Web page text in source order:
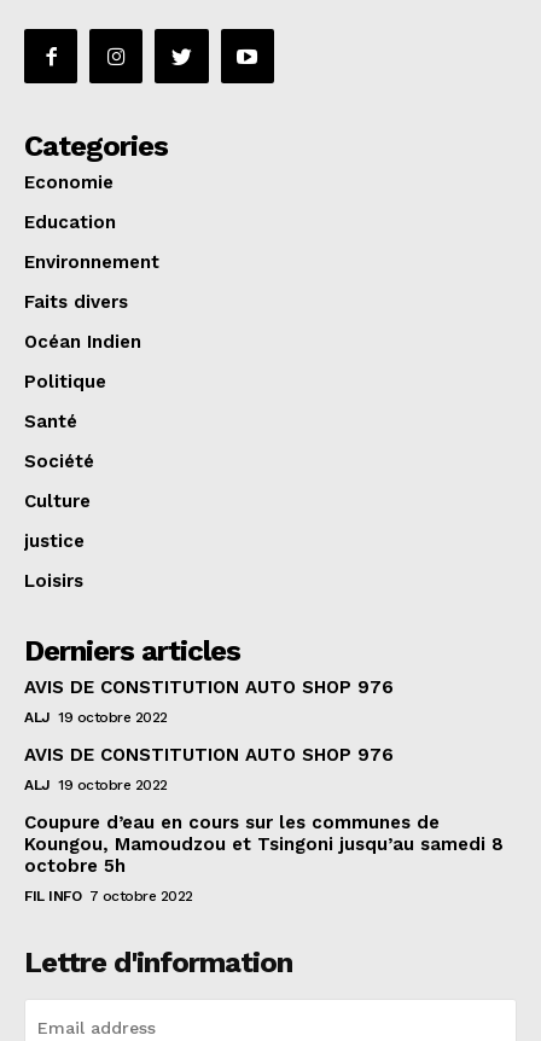
Categories
Economie
Education
Environnement
Faits divers
Océan Indien
Politique
Santé
Société
Culture
justice
Loisirs
Derniers articles
AVIS DE CONSTITUTION AUTO SHOP 976
ALJ 19 octobre 2022
AVIS DE CONSTITUTION AUTO SHOP 976
ALJ 19 octobre 2022
Coupure d’eau en cours sur les communes de
Koungou, Mamoudzou et Tsingoni jusqu’au samedi 8
octobre 5h
FIL INFO 7 octobre 2022
Lettre d'information